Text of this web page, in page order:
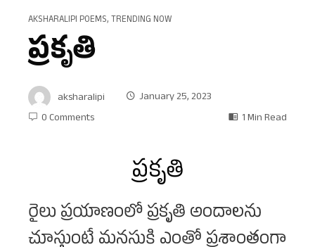
AKSHARALIPI POEMS, TRENDING NOW
ప్రకృతి
aksharalipi
January 25, 2023
0 Comments
1 Min Read
ప్రకృతి
రైలు ప్రయాణంలో ప్రకృతి అందాలను
చూస్తుంటే మనసుకి ఎంతో ప్రశాంతంగా